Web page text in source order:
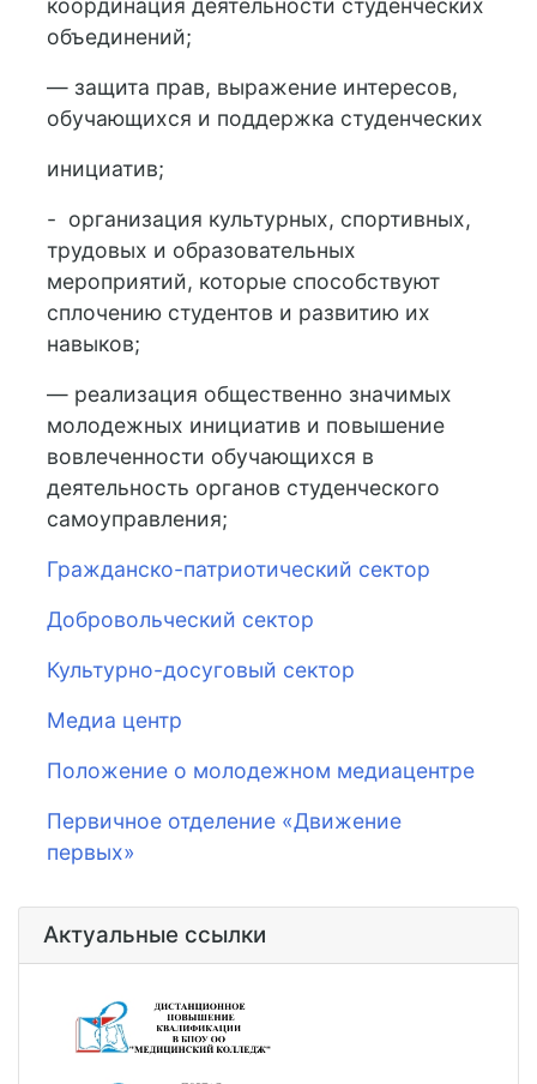
координация деятельности студенческих
объединений;
— защита прав, выражение интересов,
обучающихся и поддержка студенческих
инициатив;
- организация культурных, спортивных,
трудовых и образовательных
мероприятий, которые способствуют
сплочению студентов и развитию их
навыков;
— реализация общественно значимых
молодежных инициатив и повышение
вовлеченности обучающихся в
деятельность органов студенческого
самоуправления;
Гражданско-патриотический сектор
Добровольческий сектор
Культурно-досуговый сектор
Медиа центр
Положение о молодежном медиацентре
Первичное отделение «Движение
первых»
Актуальные ссылки